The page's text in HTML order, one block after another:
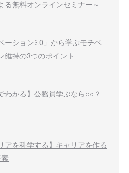
る無料オンラインセミナー～
ーション3.0」から学ぶモチベ
維持の3つのポイント
わかる】公務員学ぶなら○○？
アを科学する】キャリアを作る